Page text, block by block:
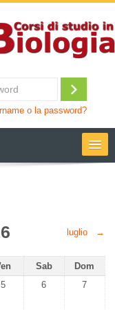
Login
o la password?
luglio →
Sabato
Sab
Dom
3 giugno
giovedì 4 giugno
Nessun evento, venerdì 5
5 Nessun evento,
6 Nessun
7